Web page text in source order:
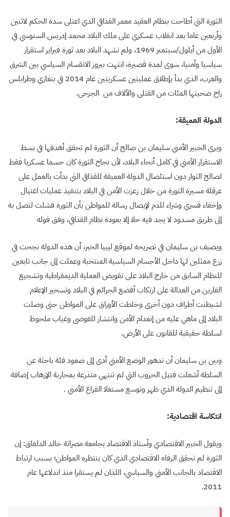
الثورة التي أطاحت بنظام العقيد معمر القذافي الذي اعتلى سدة الحكم لاثنين
وأربعين عاما بعد انقلاب عسكري على ملك البلاد محمد إدريس السنوسي في
الأول من أيلول/سبتمبر 1969، ولم تشهد البلاد بعد ثورة فبراير استقرار
سياسيا وأمنيا، سوى لمدة قصيرة، انتهت ببروز الانقسام السياسي بين الشرق
والغرب، الذي بدأ بإطلاق عمليتين عسكريتين عام 2014 في بنغازي وطرابلس
راح ضحيتها المئات من القتلى والآلاف من الجرحى.
الدولة العميقة:
ويرى الخبير الأمني سليمان بن صالح أن الثورة لم تحقق أهدفها في بسط
الاستقرار الأمني في كامل أنحاء البلاد، لأن نجاح الثورة كان حسما عسكريا فقط
لصالح الثوار دون استئصال الدولة العميقة للقذافي التي بدأت بالعمل على
عرقلة مسيرة الثورة من خلال زعزت الأمن في البلاد بتنفيذ عمليات اغتيال
وإخفاء قسري وشراء للذم لإيصال رسالة للمواطن بأن الثورة فشلت لتصل به
إلى طريق مسدود لا يجد فيه حلا إلا بعودة نظام القذافي، وفق قوله
ويضيف بن سليمان في تصريحه لموقع ليبيا الخبر، أن هذه الدولة نجحت في
زرع ممثلين لها داخل الأجسام السياسية المنتخبة وعملت إلى جانب تابعين
للنظام السابق من خارج البلاد على تقويض العملية الديمقراطية وتشجيع
الفارين من العدالة على ارتكاب أفضع الجرائم في البلاد وتسخير الإعلام
لشيطنت أطراف دون أخرى وخلطت الأوراق على المواطن حتى وصلت
البلاد إلى ماهي عليه من إنعدام الأمن وانتشار للفوضى وغياب ملحوظ
لسلطة حقيقبة للقانون على الأرض.
وبين بن سليمان أن تدهور الوضع الأمني أدى إلى صعود فئة باحثة عن
السلطة أشعلت فتيل الحروب التي لم تنتهي متذرعة بمحاربة الإرهاب إضافة
إلى تنظيم الدولة الذي ظهر وتوسع مستغلا الفراغ الأمني .
انتكاسة اقتصادية:
ويقول الخبير الاقتصادي وأستاذ الاقتصاد بجامعة مصراتة خالد الدلفاق: إن
الثورة لم تحقق الرفاه الاقتصادي الذي كان ينتظره المواطن؛ بسبب ارتباط
الاقتصاد بالجانب الأمني والسياسي، اللذان لم يستقرا منذ اندلاعها عام
2011.